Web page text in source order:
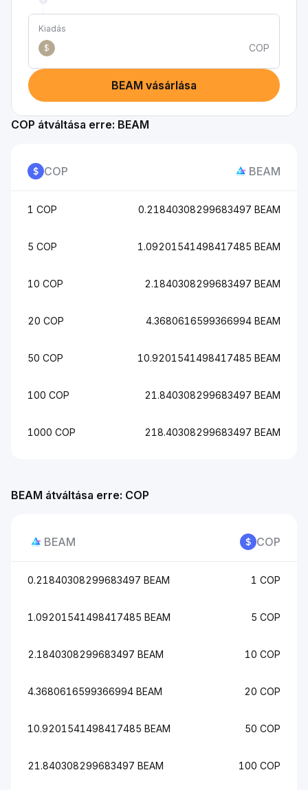
Kiadás
$
COP
BEAM vásárlása
BEAM átváltása erre: COP
BEAM COP
0.21840308299683497 BEAM 1 COP
1.09201541498417485 BEAM 5 COP
2.1840308299683497 BEAM 10 COP
4.3680616599366994 BEAM 20 COP
10.9201541498417485 BEAM 50 COP
21.840308299683497 BEAM 100 COP
COP átváltása erre: BEAM
COP BEAM
1 COP 0.21840308299683497 BEAM
5 COP 1.09201541498417485 BEAM
10 COP 2.1840308299683497 BEAM
20 COP 4.3680616599366994 BEAM
50 COP 10.9201541498417485 BEAM
100 COP 21.840308299683497 BEAM
1000 COP 218.40308299683497 BEAM